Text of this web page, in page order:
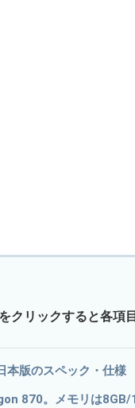
クリックすると各項
本版のスペック・仕様
870。メモリは8GB/